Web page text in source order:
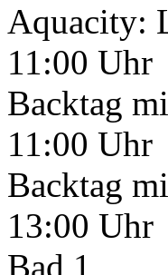
Aquacity:
11:00 Uhr
Backtag
11:00 Uhr
Backtag
13:00 Uhr
Bad 1